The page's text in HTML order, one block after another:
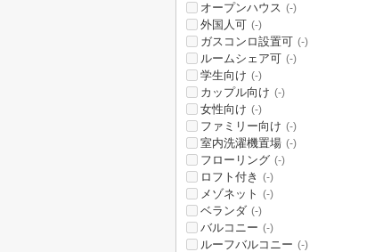
オープンハウス (-)
外国人可 (-)
ガスコンロ設置可 (-)
ルームシェア可 (-)
学生向け (-)
カップル向け (-)
女性向け (-)
ファミリー向け (-)
室内洗濯機置場 (-)
フローリング (-)
ロフト付き (-)
メゾネット (-)
ベランダ (-)
バルコニー (-)
ルーフバルコニー (-)